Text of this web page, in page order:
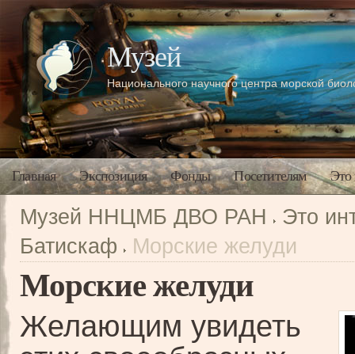
Музей
Национального научного центра морской
Главная Экспозиция Фонды Посетителям Это
Музей ННЦМБ ДВО РАН
Это
Батискаф
Морские желуди
Морские желуди
Желающим увидеть